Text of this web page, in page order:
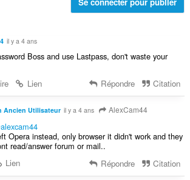
o
e
:
il y a 4 ans
Boss and use Lastpass, don't waste your
Lien Répondre Citation
Ancien Utilisateur il y a 4 ans AlexCam44
Opera instead, only browser it didn't work and they
read/answer forum or mail..
Lien
Répondre Citation